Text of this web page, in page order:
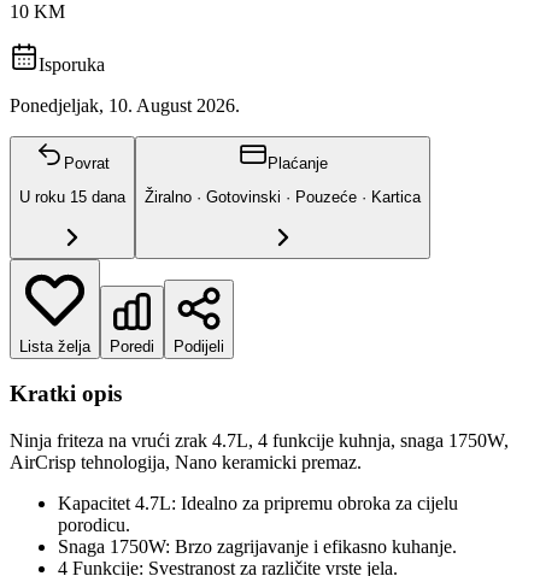
10 KM
Isporuka
Ponedjeljak, 10. August 2026.
Povrat
U roku 15 dana
Plaćanje
Žiralno · Gotovinski · Pouzeće · Kartica
Lista želja Poredi Podijeli
Kratki opis
Ninja friteza na vrući zrak 4.7L, 4 funkcije kuhnja, snaga 1750W,
AirCrisp tehnologija, Nano keramicki premaz.
Kapacitet 4.7L: Idealno za pripremu obroka za cijelu
porodicu.
Snaga 1750W: Brzo zagrijavanje i efikasno kuhanje.
4 Funkcije: Svestranost za različite vrste jela.